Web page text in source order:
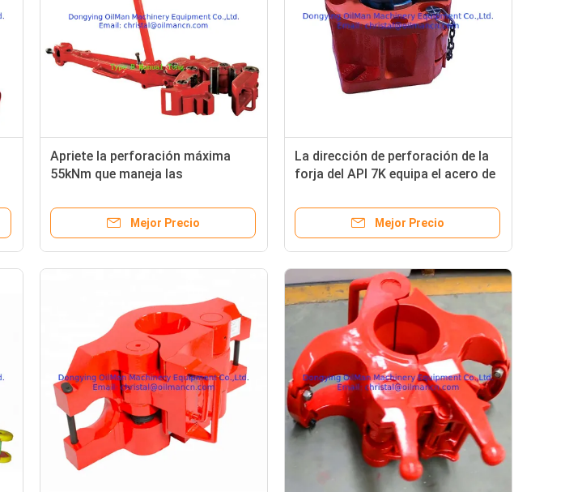
Apriete la perforación máxima
55kNm que maneja las
pinzas del manual de B
Mejor Precio
La dirección de perforación de la
forja del API 7K equipa el acero de
Mejor Precio